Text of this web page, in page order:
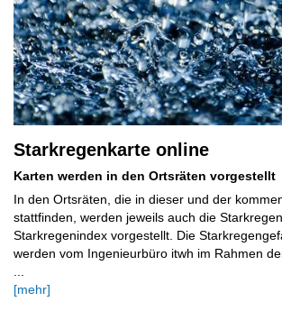
Starkregenkarte online
Karten werden in den Ortsräten vorgestellt
In den Ortsräten, die in dieser und der
stattfinden, werden jeweils auch die
Starkregenindex vorgestellt. Die
werden vom Ingenieurbüro itwh im Rahmen
[mehr]